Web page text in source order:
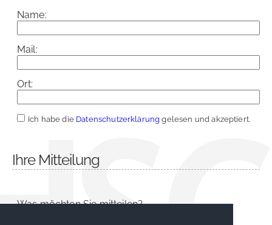
Name:
Mail:
Ort:
Ich habe die Datenschutzerklärung gelesen und akzeptiert.
Ihre Mitteilung
Was möchten Sie mitteilen?